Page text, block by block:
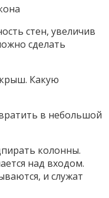
стен, увеличив
сделать
в небольшой
колонны.
над входом.
и служат